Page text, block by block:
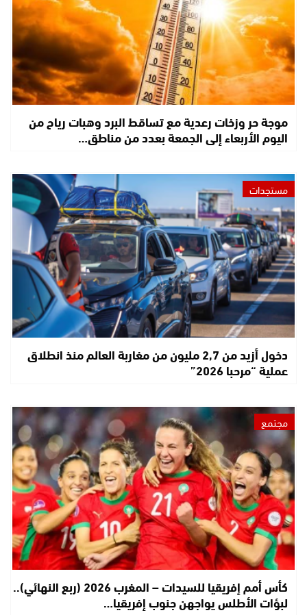
موجة حر وزخات رعدية مع تساقط البرد وهبات رياح من
اليوم الأربعاء إلى الجمعة بعدد من مناطق…
مستجدات
دخول أزيد من 2,7 مليون من مغاربة العالم منذ انطلاق
عملية “مرحبا 2026”
مجتمع
كأس أمم إفريقيا للسيدات – المغرب 2026 (ربع النهائي)..
لبؤات الأطلس يواجهن جنوب إفريقيا…